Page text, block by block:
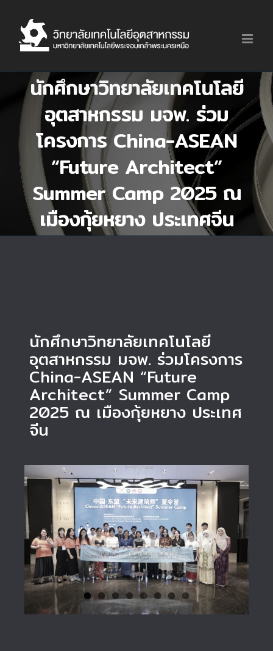
content
นักศึกษาวิทยาลัยเทคโนโลยี
อุตสาหกรรม มจพ. ร่วม
โครงการ China-ASEAN
“Future Architect”
Summer Camp 2025 ณ
เมืองกุ้ยหยาง ประเทศจีน
นักศึกษาวิทยาลัยเทคโนโลยี
อุตสาหกรรม มจพ. ร่วมโครงการ
China-ASEAN “Future
Architect” Summer Camp
2025 ณ เมืองกุ้ยหยาง ประเทศ
จีน